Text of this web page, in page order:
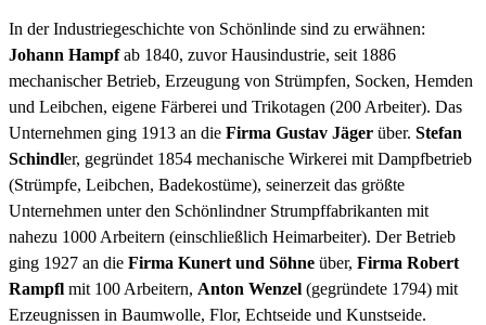
In der Industriegeschichte von Schönlinde sind zu erwähnen:
Johann Hampfab 1840, zuvor Hausindustrie, seit 1886
mechanischer Betrieb, Erzeugung von Strümpfen, Socken, Hemden
und Leibchen, eigene Färberei und Trikotagen (200 Arbeiter). Das
Unternehmen ging 1913 an die Firma Gustav Jäger über. Stefan
Schindler, gegründet 1854 mechanische Wirkerei mit Dampfbetrieb
(Strümpfe, Leibchen, Badekostüme), seinerzeit das größte
Unternehmen unter den Schönlindner Strumpffabrikanten mit
nahezu 1000 Arbeitern (einschließlich Heimarbeiter). Der Betrieb
ging 1927 an die Firma Kunert und Söhne über, Firma Robert
Rampfl mit 100 Arbeitern, Anton Wenzel (gegründete 1794) mit
Erzeugnissen in Baumwolle, Flor, Echtseide und Kunstseide.